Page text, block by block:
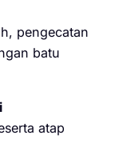
pengecatan
batu
atap